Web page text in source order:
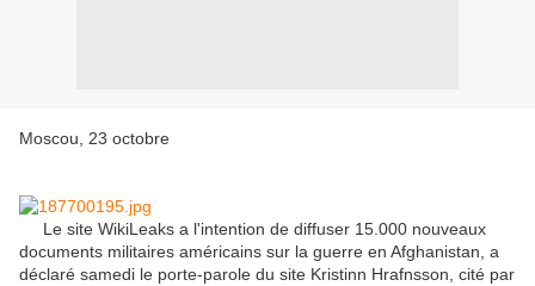
Moscou, 23 octobre
Le site WikiLeaks a l'intention de diffuser 15.000 nouveaux
documents militaires américains sur la guerre en Afghanistan, a
déclaré samedi le porte-parole du site Kristinn Hrafnsson, cité par